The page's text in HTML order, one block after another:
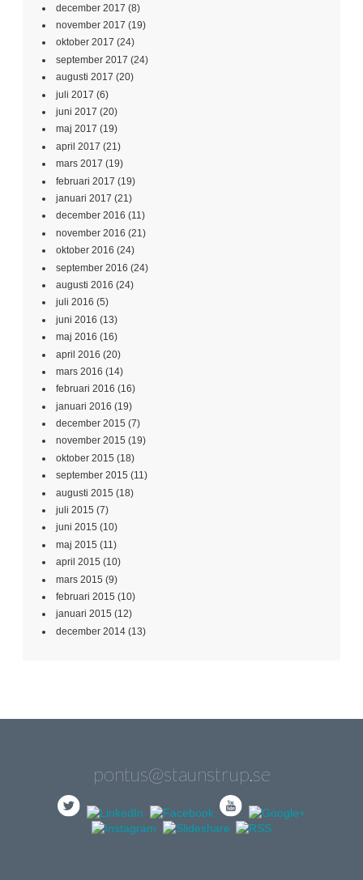
december 2017 (8)
november 2017 (19)
oktober 2017 (24)
september 2017 (24)
augusti 2017 (20)
juli 2017 (6)
juni 2017 (20)
maj 2017 (19)
april 2017 (21)
mars 2017 (19)
februari 2017 (19)
januari 2017 (21)
december 2016 (11)
november 2016 (21)
oktober 2016 (24)
september 2016 (24)
augusti 2016 (24)
juli 2016 (5)
juni 2016 (13)
maj 2016 (16)
april 2016 (20)
mars 2016 (14)
februari 2016 (16)
januari 2016 (19)
december 2015 (7)
november 2015 (19)
oktober 2015 (18)
september 2015 (11)
augusti 2015 (18)
juli 2015 (7)
juni 2015 (10)
maj 2015 (11)
april 2015 (10)
mars 2015 (9)
februari 2015 (10)
januari 2015 (12)
december 2014 (13)
pontus@staunstrup.se